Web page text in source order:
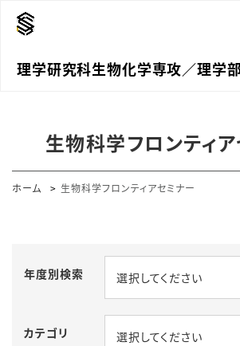
理学研究科生物化学専攻／理学
生物科学フロンティ
ホーム 生物科学フロンティアセミナー
年度別検索 選択してください
カテゴリ 選択してください